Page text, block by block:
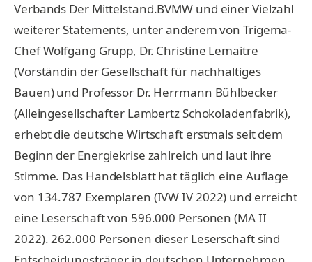
Verbands Der Mittelstand.BVMW und einer Vielzahl
weiterer Statements, unter anderem von Trigema-
Chef Wolfgang Grupp, Dr. Christine Lemaitre
(Vorständin der Gesellschaft für nachhaltiges
Bauen) und Professor Dr. Herrmann Bühlbecker
(Alleingesellschafter Lambertz Schokoladenfabrik),
erhebt die deutsche Wirtschaft erstmals seit dem
Beginn der Energiekrise zahlreich und laut ihre
Stimme. Das Handelsblatt hat täglich eine Auflage
von 134.787 Exemplaren (IVW IV 2022) und erreicht
eine Leserschaft von 596.000 Personen (MA II
2022). 262.000 Personen dieser Leserschaft sind